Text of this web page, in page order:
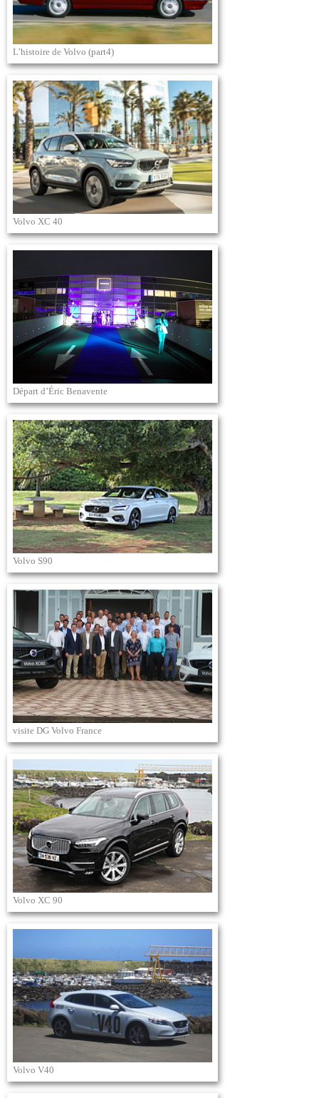
L’histoire de Volvo (part4)
Volvo XC 40
Départ d’Éric Benavente
Volvo S90
visite DG Volvo France
Volvo XC 90
Volvo V40